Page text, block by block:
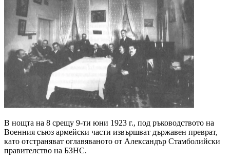
В нощта на 8 срещу 9-ти юни 1923 г., под ръководството на
Военния съюз армейски части извършват държавен преврат,
като отстраняват оглавяваното от Александър Стамболийски
правителство на БЗНС.